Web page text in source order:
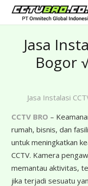
Jasa
Bogor
Jasa Instalasi
CCTV BRO –
rumah, bisnis, dan
untuk meningkatkan
CCTV. Kamera
memantau aktivitas,
jika terjadi sesuatu